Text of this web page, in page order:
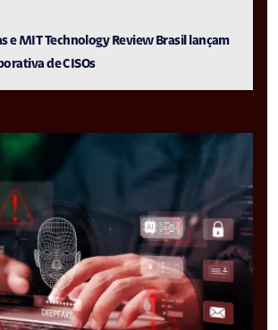
e MIT Technology Review Brasil lançam
de CISOs